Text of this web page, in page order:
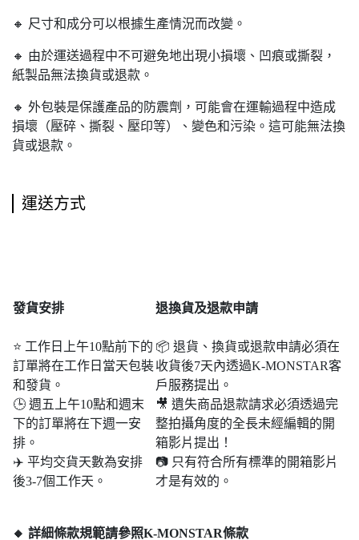
🔸 尺寸和成分可以根據生產情況而改變。
🔸 由於運送過程中不可避免地出現小損壞、凹痕或撕裂，
紙製品無法換貨或退款。
🔸 外包裝是保護產品的防震劑，可能會在運輸過程中造成
損壞（壓碎、撕裂、壓印等）、變色和污染。這可能無法換
貨或退款。
運送方式
發貨安排
⭐ 工作日上午10點前下的
訂單將在工作日當天包裝
和發貨。
🕒 週五上午10點和週末​​
下的訂單將在下週一安
排。
✈️ 平均交貨天數為安排
後3-7個工作天。
退換貨及退款申請
📦 退貨、換貨或退款申請必須在
收貨後7天內透過K-MONSTAR客
戶服務提出。
🎥 遺失商品退款請求必須透過完
整拍攝角度的全長未經編輯的開
箱影片提出！
📷 只有符合所有標準的開箱影片
才是有效的。
🔸 詳細條款規範請參照K-MONSTAR條款